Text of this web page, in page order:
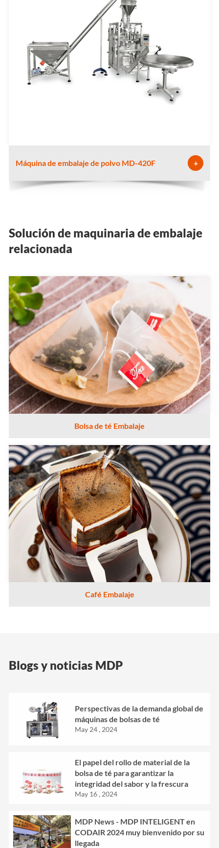
Máquina de embalaje de polvo MD-420F +
Solución de maquinaria de embalaje
relacionada
Bolsa de té Embalaje
Café Embalaje
Blogs y noticias MDP
Perspectivas de la demanda global de
máquinas de bolsas de té
May 24 , 2024
El papel del rollo de material de la
bolsa de té para garantizar la
integridad del sabor y la frescura
May 16 , 2024
MDP News - MDP INTELIGENT en
CODAIR 2024 muy bienvenido por su
llegada